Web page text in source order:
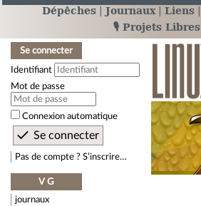
Dépêches Journaux Liens
🎙️ Projets Libres
Se connecter
Identifiant
Mot de passe
Connexion automatique
Pas de compte ? S’inscrire…
V G
journaux